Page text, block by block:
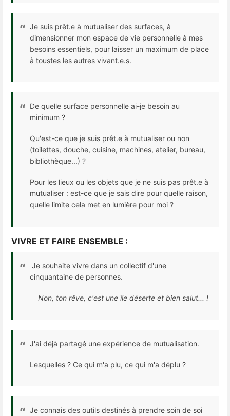
Je suis prêt.e à mutualiser des surfaces, à
dimensionner mon espace de vie personnelle à mes
besoins essentiels, pour laisser un maximum de place
à toustes les autres vivant.e.s.
De quelle surface personnelle ai-je besoin au
minimum ?
Qu'est-ce que je suis prêt.e à mutualiser ou non
(toilettes, douche, cuisine, machines, atelier, bureau,
bibliothèque...) ?
Pour les lieux ou les objets que je ne suis pas prêt.e à
mutualiser : est-ce que je sais dire pour quelle raison,
quelle limite cela met en lumière pour moi ?
VIVRE ET FAIRE ENSEMBLE :
Je souhaite vivre dans un collectif d'une
cinquantaine de personnes.
Non, ton rêve, c'est une île déserte et bien salut... !
J'ai déjà partagé une expérience de mutualisation.
Lesquelles ? Ce qui m'a plu, ce qui m'a déplu ?
Je connais des outils destinés à prendre soin de soi